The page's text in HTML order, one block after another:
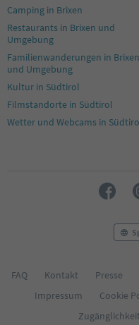
Camping in Brixen
Restaurants in Brixen und
Umgebung
Familienwanderungen in Brixen
und Umgebung
Kultur in Südtirol
Filmstandorte in Südtirol
Wetter und Webcams in
FAQ Kontakt Presse
Impressum
Cookie